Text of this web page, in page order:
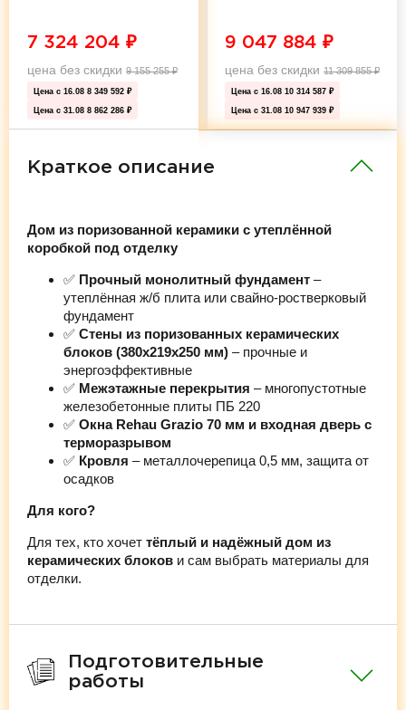
7 324 204 ₽
цена без скидки 9 155 255₽
Цена с 16.08 8 349 592 ₽
Цена с 31.08 8 862 286 ₽
9 047 884 ₽
цена без скидки 11 309 855₽
Цена с 16.08 10 314 587 ₽
Цена с 31.08 10 947 939 ₽
Краткое описание
Дом из поризованной керамики с утеплённой
коробкой под отделку
✅ Прочный монолитный фундамент –
утеплённая ж/б плита или свайно-ростверковый
фундамент
✅ Стены из поризованных керамических
блоков (380х219х250 мм) – прочные и
энергоэффективные
✅ Межэтажные перекрытия – многопустотные
железобетонные плиты ПБ 220
✅ Окна Rehau Grazio 70 мм и входная дверь с
терморазрывом
✅ Кровля – металлочерепица 0,5 мм, защита от
осадков
Для кого?
Для тех, кто хочет тёплый и надёжный дом из
керамических блоков и сам выбрать материалы для
отделки.
Подготовительные
работы